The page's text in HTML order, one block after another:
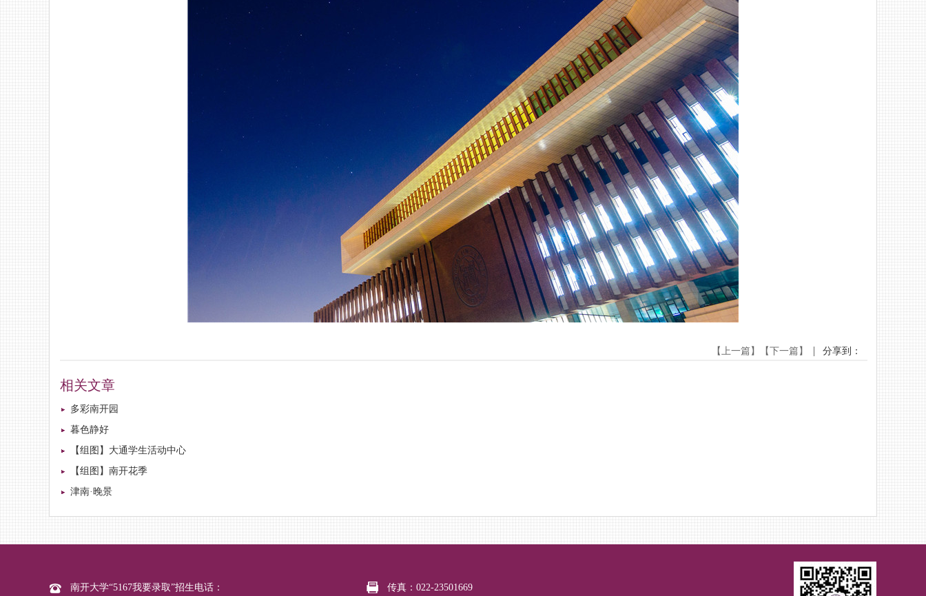
分享到：
【下一篇】
【上一篇】
相关文章
多彩南开园
暮色静好
【组图】大通学生活动中心
【组图】南开花季
津南·晚景
南开大学“5167我要录取”招生电话： 传真：022-23501669